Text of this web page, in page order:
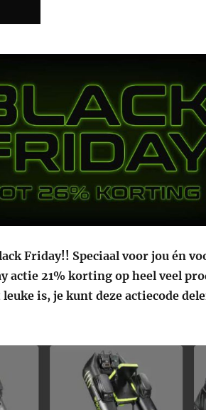
Friday!! Speciaal voor jou én
actie 21% korting op heel veel
is, je kunt deze actiecode